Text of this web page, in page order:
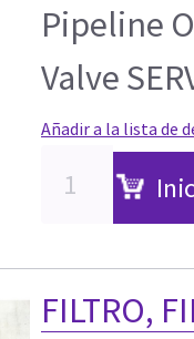
Pipeline
Valve
Añadir a la lista de
FILTRO,